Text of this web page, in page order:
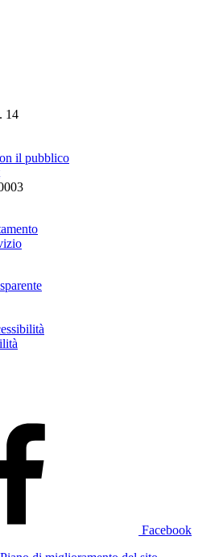
14
il pubblico
Facebook